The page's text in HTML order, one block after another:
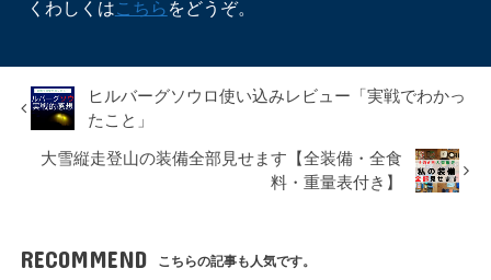
くわしくはこちら をどうぞ。
ヒルバーグソウロ使い込みレビュー「実戦でわかっ
たこと」
大雪縦走登山の装備全部見せます【全装備・全食
料・重量表付き】
RECOMMEND こちらの記事も人気です。